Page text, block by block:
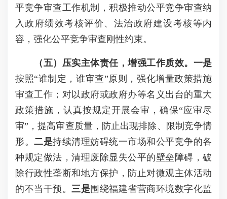
平竞争审查工作机制，积极推动公平竞争审查纳
入政府绩效考核评价、法治政府建设考核等内
容，强化公平竞争审查刚性约束。
（五）压实主体责任，增强工作质效。一是
按照“谁制定，谁审查”原则，强化增量政策措施
审查工作；对以政府或政府办等名义出台的重大
政策措施，认真按规定开展会审，确保“应审尽
审”，提高审查质量，防止出现排除、限制竞争情
形。 二是持续清理妨碍统一市场和公平竞争的各
种规定做法，清理废除显失公平的壁垒障碍，破
除行政性垄断和地方保护，防止对微观主体活动
的不当干预。 三是围绕福建省营商环境数字化监